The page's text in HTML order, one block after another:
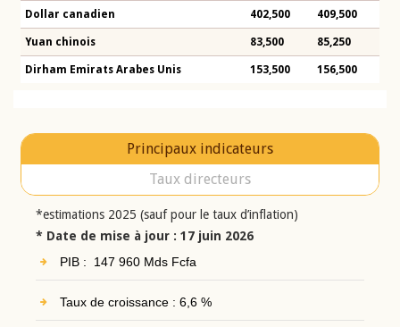
Dollar canadien 402,500 409,500
Yuan chinois 83,500 85,250
Dirham Emirats Arabes Unis 153,500 156,500
Principaux indicateurs
Taux directeurs
*estimations 2025 (sauf pour le taux d’inflation)
* Date de mise à jour : 17 juin 2026
PIB : 147 960 Mds Fcfa
Taux de croissance : 6,6 %